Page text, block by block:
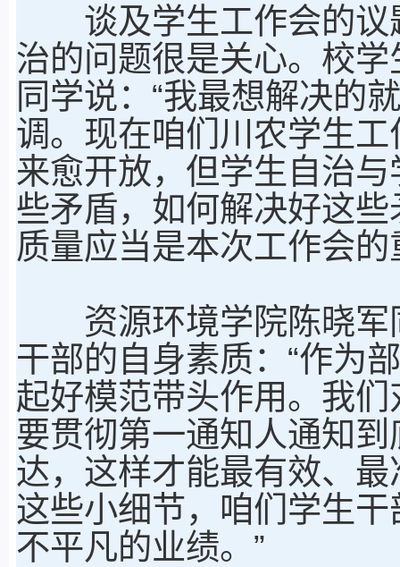
谈及学生工作会的议
治的问题很是关心。校
同学说：“我最想解决的
调。现在咱们川农学生
来愈开放，但学生自治
些矛盾，如何解决好这
质量应当是本次工作会的
资源环境学院陈晓军
干部的自身素质：“作为
起好模范带头作用。我
要贯彻第一通知人通知
达，这样才能最有效、
这些小细节，咱们学生
不平凡的业绩。”